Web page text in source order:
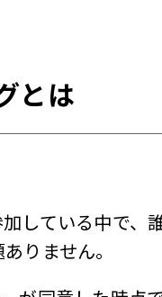
とは
している中で
りません。